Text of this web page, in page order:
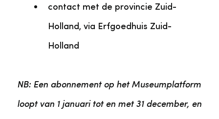
contact met de provincie Zuid-
Holland, via Erfgoedhuis Zuid-
Holland
NB: Een abonnement op het Museumplatform
loopt van 1 januari tot en met 31 december, en